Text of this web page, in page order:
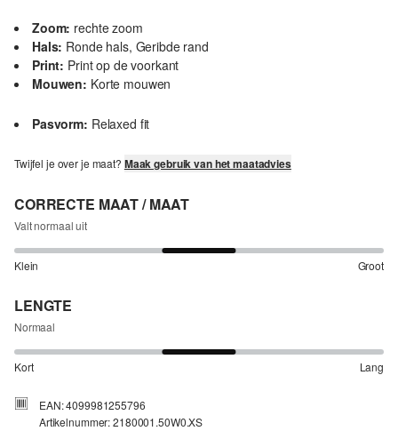
Zoom: rechte zoom
Hals: Ronde hals, Geribde rand
Print: Print op de voorkant
Mouwen: Korte mouwen
Pasvorm: Relaxed fit
Twijfel je over je maat? Maak gebruik van het maatadvies
CORRECTE MAAT / MAAT
Valt normaal uit
Klein Groot
LENGTE
Normaal
Kort Lang
EAN: 4099981255796
Artikelnummer: 2180001.50W0.XS